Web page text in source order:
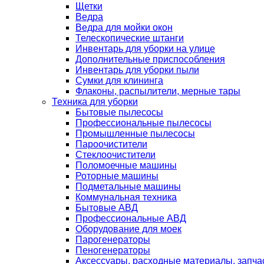
Щетки
Ведра
Ведра для мойки окон
Телескопические штанги
Инвентарь для уборки на улице
Дополнительные приспособления
Инвентарь для уборки пыли
Сумки для клининга
Флаконы, распылители, мерные тары
Техника для уборки
Бытовые пылесосы
Профессиональные пылесосы
Промышленные пылесосы
Пароочистители
Стеклоочистители
Поломоечные машины
Роторные машины
Подметальные машины
Коммунальная техника
Бытовые АВД
Профессиональные АВД
Оборудование для моек
Парогенераторы
Пеногенераторы
Аксессуары, расходные материалы,